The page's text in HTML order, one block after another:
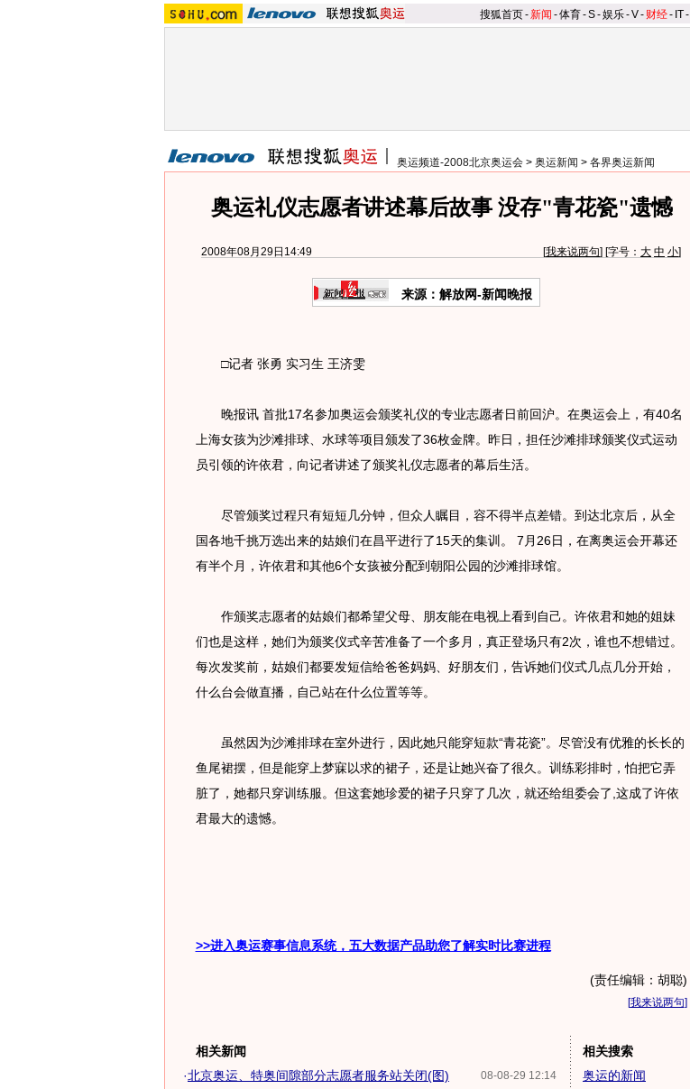
搜狐首页-新闻 -体育-S-娱乐-V- 财经- IT-
奥运频道-2008北京奥运会 > 奥运新闻 > 各界奥运新闻
奥运礼仪志愿者讲述幕后故事 没存"青花瓷"遗憾
2008年08月29日14:49 [我来说两句] [字号： 大 中 小]
来源：解放网-新闻晚报
□记者 张勇 实习生 王济雯
晚报讯 首批17名参加奥运会颁奖礼仪的专业志愿者日前回沪。在奥运会上，有40名
上海女孩为沙滩排球、水球等项目颁发了36枚金牌。昨日，担任沙滩排球颁奖仪式运动
员引领的许依君，向记者讲述了颁奖礼仪志愿者的幕后生活。
尽管颁奖过程只有短短几分钟，但众人瞩目，容不得半点差错。到达北京后，从全
国各地千挑万选出来的姑娘们在昌平进行了15天的集训。 7月26日，在离奥运会开幕还
有半个月，许依君和其他6个女孩被分配到朝阳公园的沙滩排球馆。
作颁奖志愿者的姑娘们都希望父母、朋友能在电视上看到自己。许依君和她的姐妹
们也是这样，她们为颁奖仪式辛苦准备了一个多月，真正登场只有2次，谁也不想错过。
每次发奖前，姑娘们都要发短信给爸爸妈妈、好朋友们，告诉她们仪式几点几分开始，
什么台会做直播，自己站在什么位置等等。
虽然因为沙滩排球在室外进行，因此她只能穿短款“青花瓷”。尽管没有优雅的长长的
鱼尾裙摆，但是能穿上梦寐以求的裙子，还是让她兴奋了很久。训练彩排时，怕把它弄
脏了，她都只穿训练服。但这套她珍爱的裙子只穿了几次，就还给组委会了,这成了许依
君最大的遗憾。
>>进入奥运赛事信息系统，五大数据产品助您了解实时比赛进程
(责任编辑：胡聪)
[我来说两句]
相关新闻
08-08-29 12:14
·北京奥运、特奥间隙部分志愿者服务站关闭(图)
相关搜索
奥运的新闻